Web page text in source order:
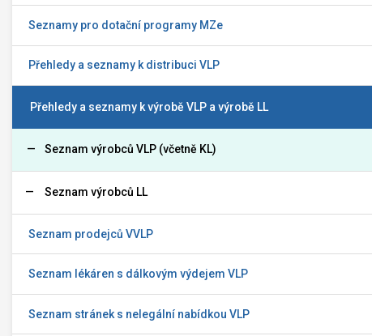
Seznamy pro dotační programy MZe
Přehledy a seznamy k distribuci VLP
Přehledy a seznamy k výrobě VLP a výrobě LL
Seznam výrobců VLP (včetně KL)
Seznam výrobců LL
Seznam prodejců VVLP
Seznam lékáren s dálkovým výdejem VLP
Seznam stránek s nelegální nabídkou VLP